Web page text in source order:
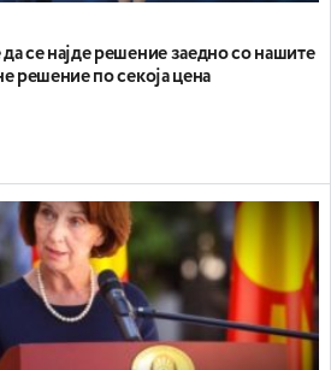
се најде решение заедно со нашите
решение по секоја цена